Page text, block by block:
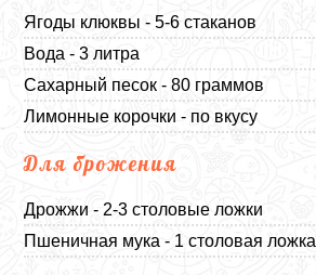
Ягоды клюквы - 5-6 стаканов
Вода - 3 литра
Сахарный песок - 80 граммов
Лимонные корочки - по вкусу
Для брожения
Дрожжи - 2-3 столовые ложки
Пшеничная мука - 1 столовая ложка